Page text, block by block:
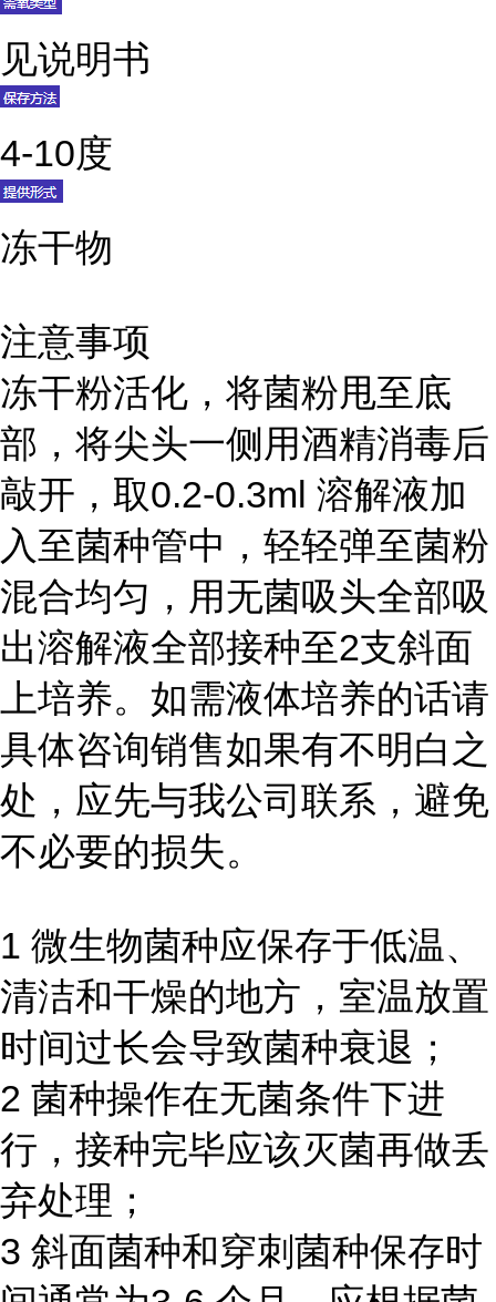
见说明书
4-10度
冻干物
注意事项
冻干粉活化，将菌粉甩至底
部，将尖头一侧用酒精消毒后
敲开，取0.2-0.3ml 溶解液加
入至菌种管中，轻轻弹至菌粉
混合均匀，用无菌吸头全部吸
出溶解液全部接种至2支斜面
上培养。如需液体培养的话请
具体咨询销售如果有不明白之
处，应先与我公司联系，避免
不必要的损失。
1 微生物菌种应保存于低温、
清洁和干燥的地方，室温放置
时间过长会导致菌种衰退；
2 菌种操作在无菌条件下进
行，接种完毕应该灭菌再做丢
弃处理；
3 斜面菌种和穿刺菌种保存时